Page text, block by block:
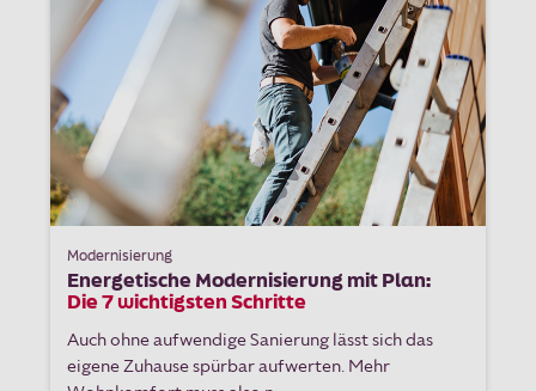
Modernisierung
Energetische Modernisierung mit Plan:
Die 7 wichtigsten Schritte
Auch ohne aufwendige Sanierung lässt sich das
eigene Zuhause spürbar aufwerten. Mehr